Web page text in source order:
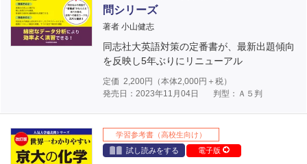
問シリーズ
著者 小山健志
同志社大英語対策の定番書が、最新出題傾向
を反映し5年ぶりにリニューアル
定価 2,200円（本体2,000円＋税）
発売日：2023年11月04日
判型：Ａ５判
学習参考書（高校生向け）
試し読みをする
電子版